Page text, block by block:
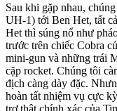
Sau khi gặp nhau,
UH-1) tới Ben Het, tất
Het thì súng nổ như
trước trên chiếc Cobra
mini-gun và những trái
cặp rocket. Chúng tôi
địch càng dày đặc.
hoàn tất nhiệm vụ cực
trợ thật chính xác của